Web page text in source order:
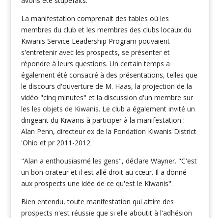
La manifestation comprenait des tables où les
membres du club et les membres des clubs locaux du
Kiwanis Service Leadership Program pouvaient
s'entretenir avec les prospects, se présenter et
répondre à leurs questions. Un certain temps a
également été consacré à des présentations, telles que
le discours d'ouverture de M. Haas, la projection de la
vidéo "cinq minutes" et la discussion d'un membre sur
les les objets de Kiwanis. Le club a également invité un
dirigeant du Kiwanis à participer à la manifestation :
Alan Penn, directeur ex de la Fondation Kiwanis District
'Ohio et pr 2011-2012.
"Alan a enthousiasmé les gens", déclare Wayner. "C'est
un bon orateur et il est allé droit au cœur. Il a donné
aux prospects une idée de ce qu'est le Kiwanis".
Bien entendu, toute manifestation qui attire des
prospects n'est réussie que si elle aboutit à l'adhésion